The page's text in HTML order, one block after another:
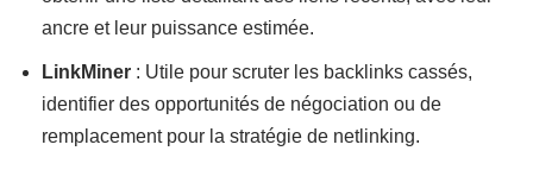
ancre et leur puissance estimée.
LinkMiner : Utile pour scruter les backlinks cassés,
identifier des opportunités de négociation ou de
remplacement pour la stratégie de netlinking.